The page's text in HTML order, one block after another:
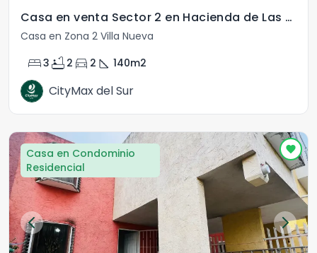
Casa en venta Sector 2 en Hacienda de Las Flores
Casa en Zona 2 Villa Nueva
bed3 bathtub 2 directions_car 2 square_foot 140m2
CityMax del Sur
Casa en Condominio
Residencial